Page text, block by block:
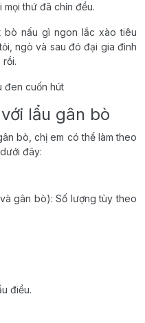
thứ đã chín đều.
bò nấu gì ngon lắc xào tiêu
ngò và sau đó đại gia đình
đen cuốn hút
lẩu gân bò
bò, chị em có thể làm theo
đây:
gân bò): Số lượng tùy theo
điều.